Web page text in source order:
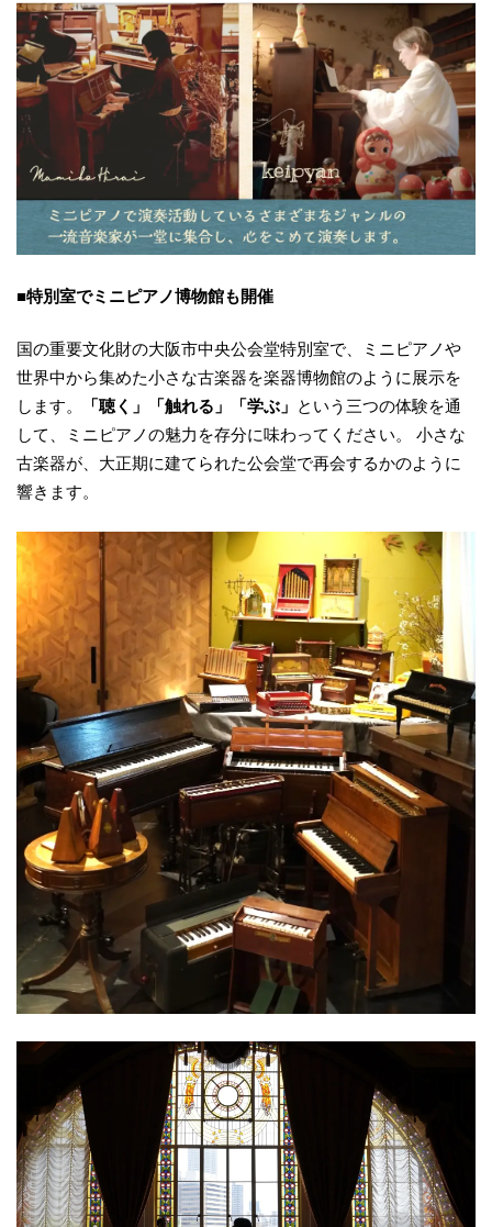
■特別室でミニピアノ博物館も開催
国の重要文化財の大阪市中央公会堂特別室で、ミニピアノや
世界中から集めた小さな古楽器を楽器博物館のように展示を
します。
「聴く」「触れる」「学ぶ」 という三つの体験を通
して、ミニピアノの魅力を存分に味わってください。 小さな
古楽器が、大正期に建てられた公会堂で再会するかのように
響きます。